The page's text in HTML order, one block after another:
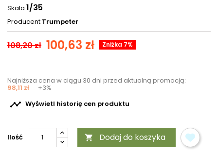
Skala 1/35
Producent Trumpeter
108,20 zł 100,63 zł Zniżka 7%
Najniższa cena w ciągu 30 dni przed aktualną promocją:
98,11 zł +3%
 Wyświetl historię cen produktu
Ilość  Dodaj do koszyka